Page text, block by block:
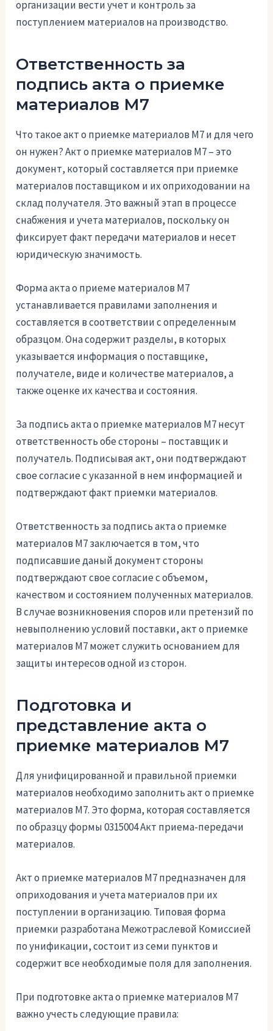
организации вести учет и контроль за
поступлением материалов на производство.
Ответственность за
подпись акта о приемке
материалов М7
Что такое акт о приемке материалов М7 и для чего
он нужен? Акт о приемке материалов М7 – это
документ, который составляется при приемке
материалов поставщиком и их оприходовании на
склад получателя. Это важный этап в процессе
снабжения и учета материалов, поскольку он
фиксирует факт передачи материалов и несет
юридическую значимость.
Форма акта о приеме материалов М7
устанавливается правилами заполнения и
составляется в соответствии с определенным
образцом. Она содержит разделы, в которых
указывается информация о поставщике,
получателе, виде и количестве материалов, а
также оценке их качества и состояния.
За подпись акта о приемке материалов М7 несут
ответственность обе стороны – поставщик и
получатель. Подписывая акт, они подтверждают
свое согласие с указанной в нем информацией и
подтверждают факт приемки материалов.
Ответственность за подпись акта о приемке
материалов М7 заключается в том, что
подписавшие даный документ стороны
подтверждают свое согласие с объемом,
качеством и состоянием полученных материалов.
В случае возникновения споров или претензий по
невыполнению условий поставки, акт о приемке
материалов М7 может служить основанием для
защиты интересов одной из сторон.
Подготовка и
представление акта о
приемке материалов М7
Для унифицированной и правильной приемки
материалов необходимо заполнить акт о приемке
материалов М7. Это форма, которая составляется
по образцу формы 0315004 Акт приема-передачи
материалов.
Акт о приемке материалов М7 предназначен для
оприходования и учета материалов при их
поступлении в организацию. Типовая форма
приемки разработана Межотраслевой Комиссией
по унификации, состоит из семи пунктов и
содержит все необходимые поля для заполнения.
При подготовке акта о приемке материалов М7
важно учесть следующие правила: